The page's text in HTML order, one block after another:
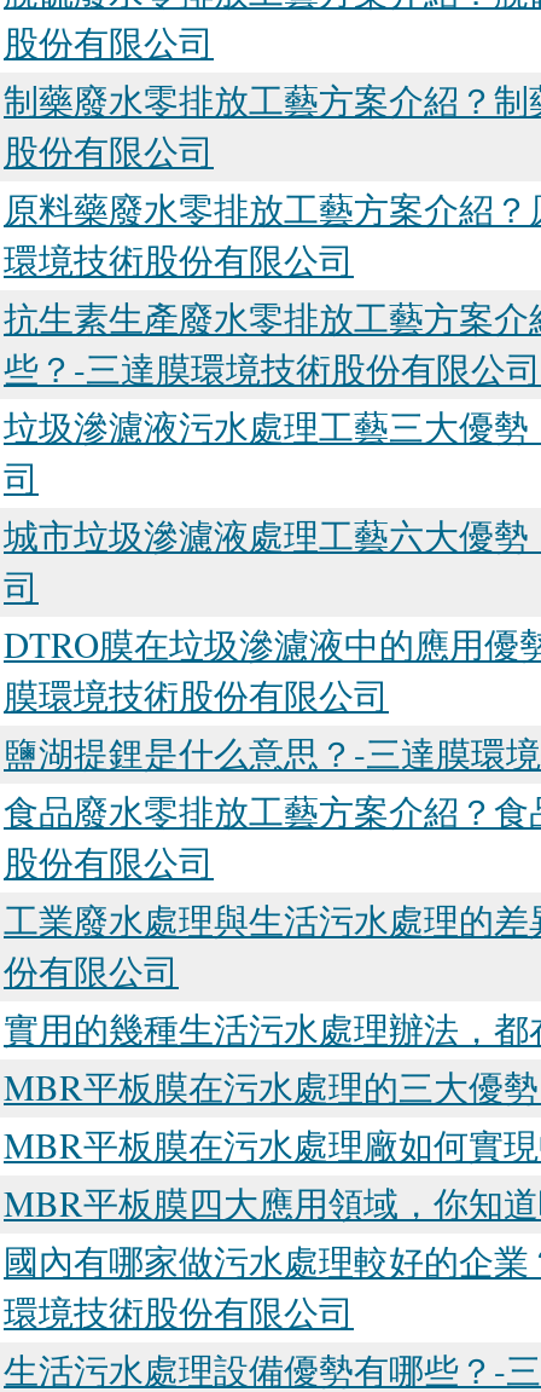
股份有限公司
制藥廢水零排放工藝方案介紹？
股份有限公司
原料藥廢水零排放工藝方案介紹
環境技術股份有限公司
抗生素生產廢水零排放工藝方案
些？-三達膜環境技術股份有限公司
垃圾滲濾液污水處理工藝三大優
司
城市垃圾滲濾液處理工藝六大優
司
DTRO膜在垃圾滲濾液中的應用
膜環境技術股份有限公司
鹽湖提鋰是什么意思？-三達膜環
食品廢水零排放工藝方案介紹？
股份有限公司
工業廢水處理與生活污水處理的
份有限公司
實用的幾種生活污水處理辦法，
MBR平板膜在污水處理的三大優
MBR平板膜在污水處理廠如何實
MBR平板膜四大應用領域，你知
國內有哪家做污水處理較好的企
環境技術股份有限公司
生活污水處理設備優勢有哪些？-